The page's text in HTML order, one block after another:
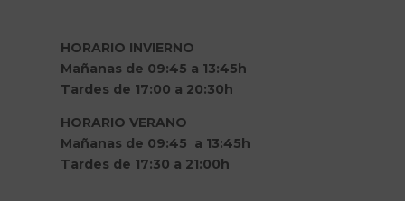
HORARIO INVIERNO
Mañanas de 09:45 a 13:45h
Tardes de 17:00 a 20:30h
HORARIO VERANO
Mañanas de 09:45 a 13:45h
Tardes de 17:30 a 21:00h